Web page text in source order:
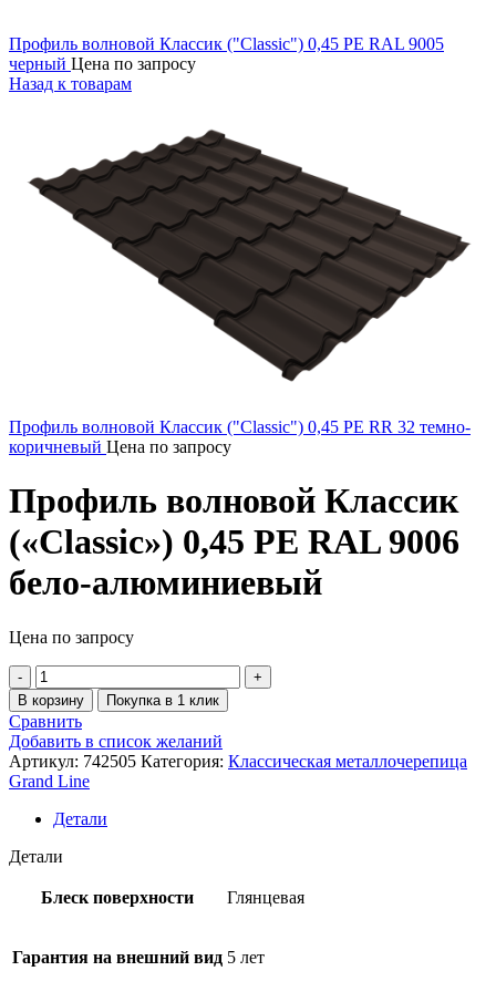
Профиль волновой Классик ("Classic") 0,45 PE RAL 9005
черный Цена по запросу
Назад к товарам
Профиль волновой Классик ("Classic") 0,45 PE RR 32 темно-
коричневый Цена по запросу
Профиль волновой Классик
(«Classic») 0,45 PE RAL 9006
бело-алюминиевый
Цена по запросу
В корзину Покупка в 1 клик
Сравнить
Добавить в список желаний
Артикул: 742505 Категория: Классическая металлочерепица
Grand Line
Детали
Детали
Блеск поверхности Глянцевая
Гарантия на внешний вид 5 лет